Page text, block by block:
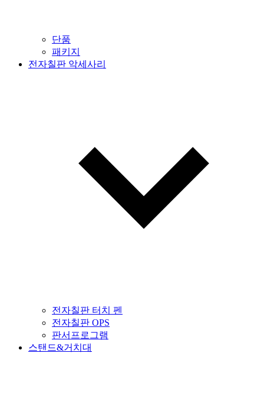
단품
패키지
전자칠판 악세사리
전자칠판 터치 펜
전자칠판 OPS
판서프로그램
스탠드&거치대